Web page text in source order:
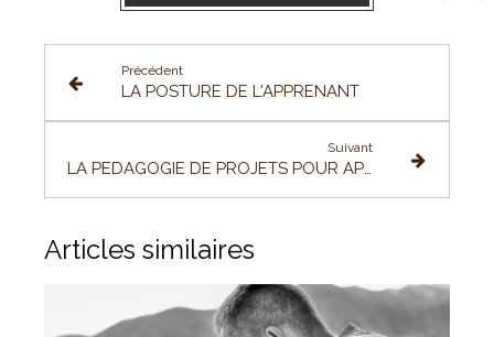
Précédent
LA POSTURE DE L'APPRENANT
Suivant
LA PEDAGOGIE DE PROJETS POUR APPRENDRE A COMPRENDRE
Articles similaires